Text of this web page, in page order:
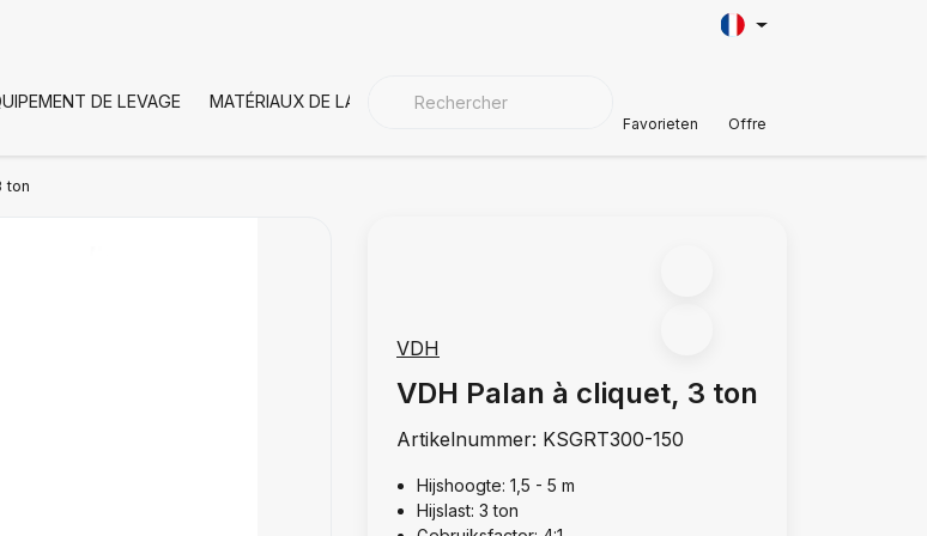
DE LEVAGE MATÉRIAUX DE LA CHAÎNE AUTOMOTIVE
Favorieten Offre
ton
VDH
VDH Palan à cliquet, 3 ton
Artikelnummer: KSGRT300-150
Hijshoogte: 1,5 - 5 m
Hijslast: 3 ton